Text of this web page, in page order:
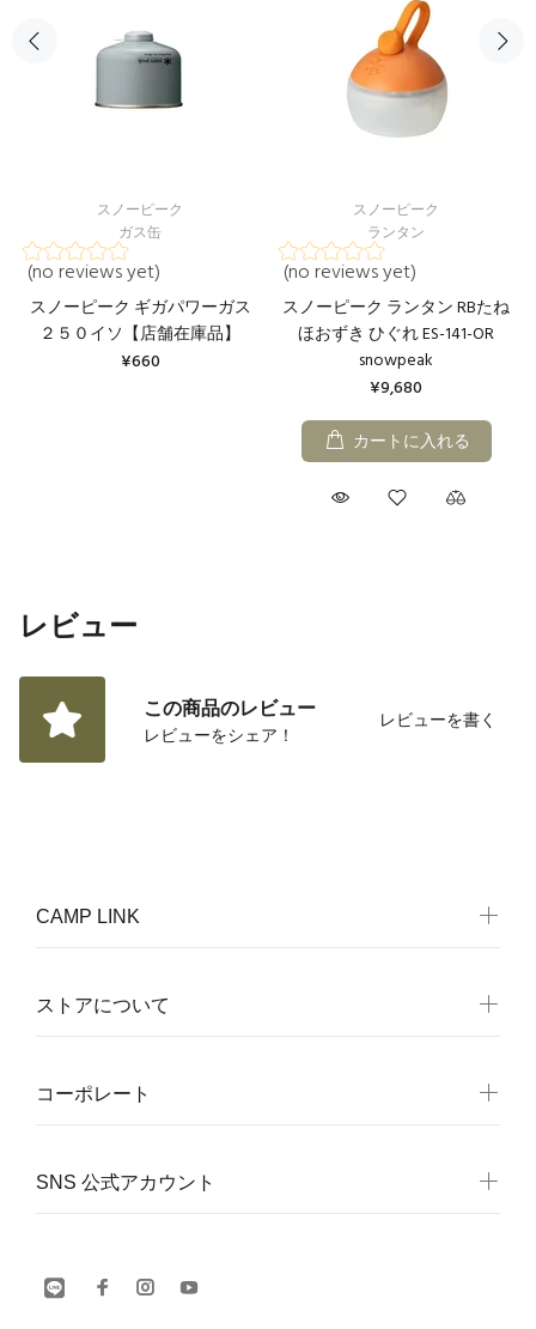
スノーピーク
ガス缶
(no reviews yet)
スノーピーク ギガパワーガス
２５０イソ【店舗在庫品】
¥660
スノーピーク
ランタン
(no reviews yet)
スノーピーク ランタン RBたね
ほおずき ひぐれ ES-141-OR
snowpeak
¥9,680
カートに入れる
レビュー
この商品のレビュー
レビューをシェア！
レビューを書く
CAMP LINK
ストアについて
コーポレート
SNS 公式アカウント